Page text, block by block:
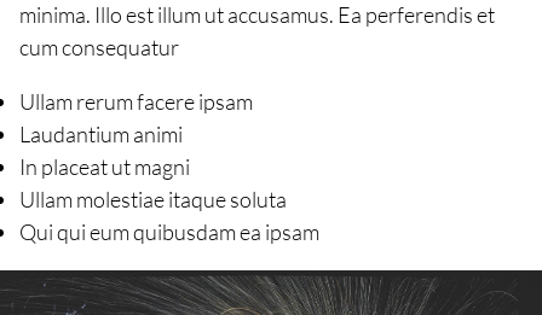
minima. Illo est illum ut accusamus. Ea perferendis et
cum consequatur
Ullam rerum facere ipsam
Laudantium animi
In placeat ut magni
Ullam molestiae itaque soluta
Qui qui eum quibusdam ea ipsam